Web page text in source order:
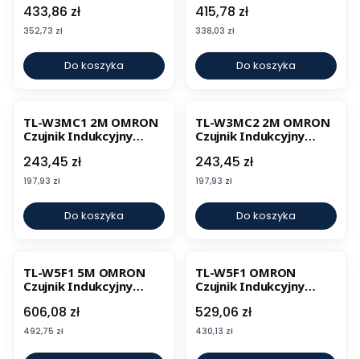
Prostokątny
Cena
433,86 zł
Cena
352,73 zł
Do koszyka
Cena
415,78 zł
Cena
338,03 zł
Do koszyka
TL-W3MC1 2M OMRON
Czujnik Indukcyjny
Cena
243,45 zł
Cena
197,93 zł
Do koszyka
TL-W3MC2 2M OMRON
Czujnik Indukcyjny
Cena
243,45 zł
Cena
197,93 zł
Do koszyka
TL-W5F1 5M OMRON
Czujnik Indukcyjny
Cena
606,08 zł
Cena
492,75 zł
TL-W5F1 OMRON
Czujnik Indukcyjny
Cena
529,06 zł
Cena
430,13 zł